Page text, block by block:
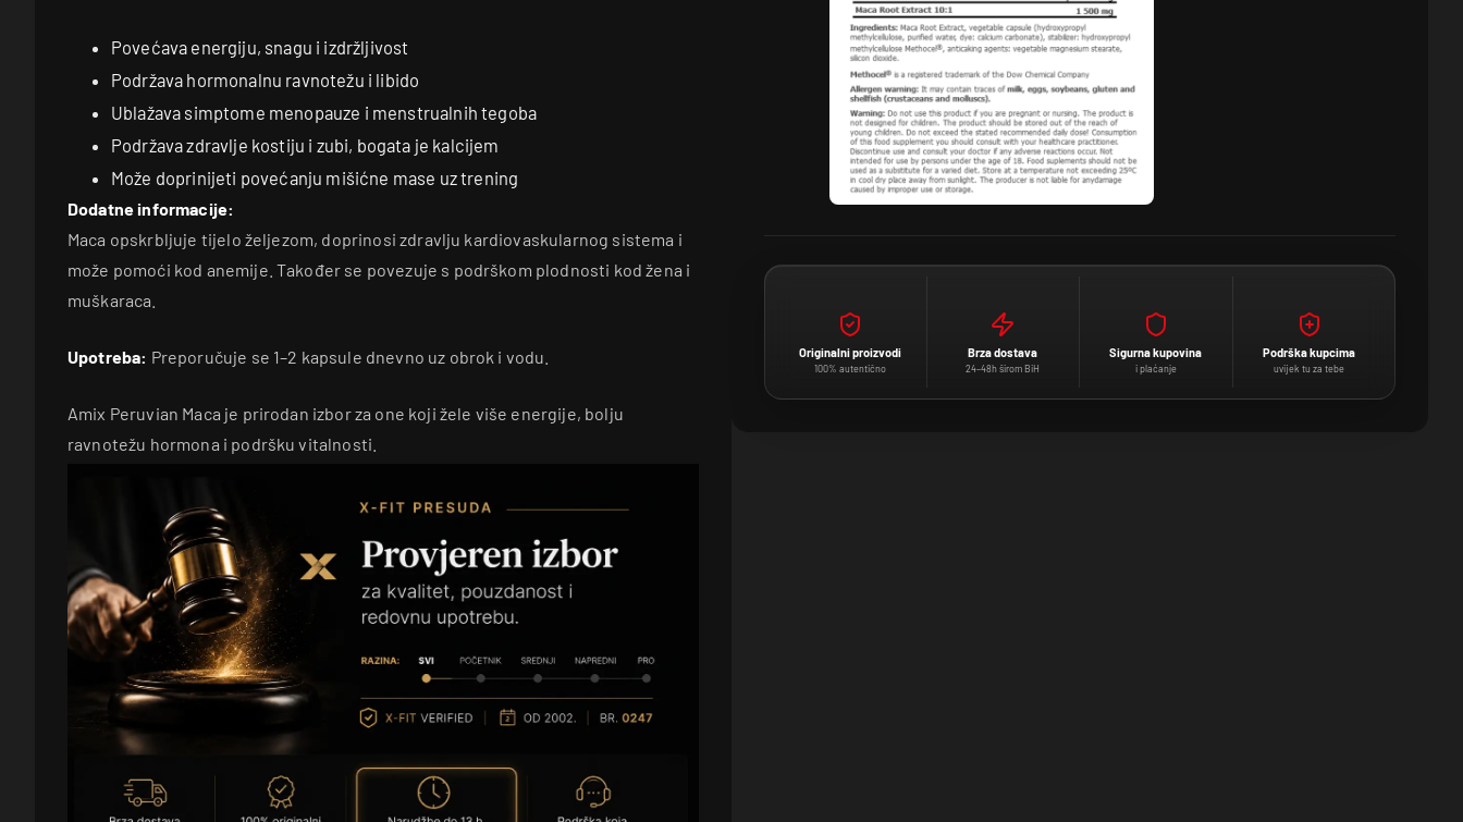
Povećava energiju, snagu i izdržljivost
Podržava hormonalnu ravnotežu i libido
Ublažava simptome menopauze i menstrualnih tegoba
Podržava zdravlje kostiju i zubi, bogata je kalcijem
Može doprinijeti povećanju mišićne mase uz trening
Dodatne informacije:
Maca opskrbljuje tijelo željezom, doprinosi zdravlju kardiovaskularnog sistema i
može pomoći kod anemije. Također se povezuje s podrškom plodnosti kod žena i
muškaraca.
Upotreba: Preporučuje se 1–2 kapsule dnevno uz obrok i vodu.
Amix Peruvian Maca je prirodan izbor za one koji žele više energije, bolju
ravnotežu hormona i podršku vitalnosti.
Originalni proizvodi
100% autentično
Brza dostava
24–48h širom BiH
Sigurna kupovina
i plaćanje
Podrška kupcima
uvijek tu za tebe